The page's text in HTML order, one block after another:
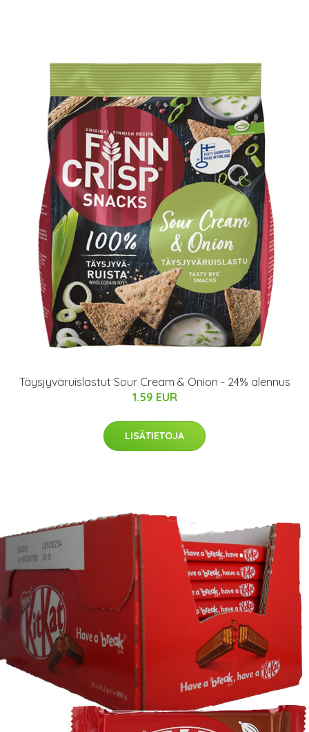
Täysjyväruislastut Sour Cream & Onion - 24% alennus
1.59 EUR
LISÄTIETOJA